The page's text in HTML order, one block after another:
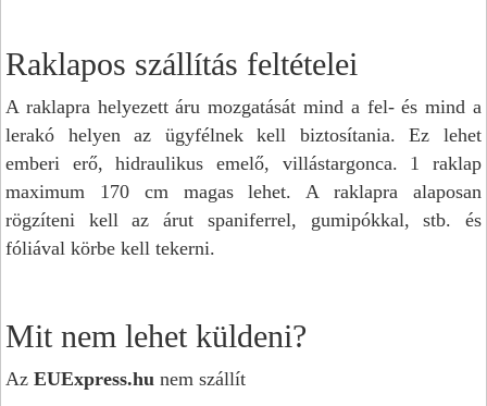
Raklapos szállítás feltételei
A raklapra helyezett áru mozgatását mind a fel- és mind a
lerakó helyen az ügyfélnek kell biztosítania. Ez lehet
emberi erő, hidraulikus emelő, villástargonca. 1 raklap
maximum 170 cm magas lehet. A raklapra alaposan
rögzíteni kell az árut spaniferrel, gumipókkal, stb. és
fóliával körbe kell tekerni.
Mit nem lehet küldeni?
Az EUExpress.hu nem szállít